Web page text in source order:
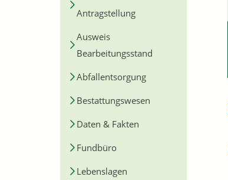
Antragstellung
Ausweis
Bearbeitungsstand
Abfallentsorgung
Bestattungswesen
Daten & Fakten
Fundbüro
Lebenslagen